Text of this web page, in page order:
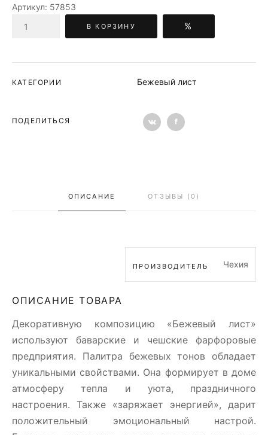
Артикул: 57853
В КОРЗИНУ %
КАТЕГОРИИ Бежевый лист
ПОДЕЛИТЬСЯ
ОПИСАНИЕ ОТЗЫВЫ (0)
ПРОИЗВОДИТЕЛЬ Чехия
ОПИСАНИЕ ТОВАРА
Декоративную композицию «Бежевый лист»
используют баварские и чешские фарфоровые
предприятия. Палитра бежевых тонов обладает
уникальными свойствами. Она формирует в доме
атмосферу тепла и уюта, праздничного
настроения. Также «заряжает энергией», дарит
положительный эмоциональный настрой.